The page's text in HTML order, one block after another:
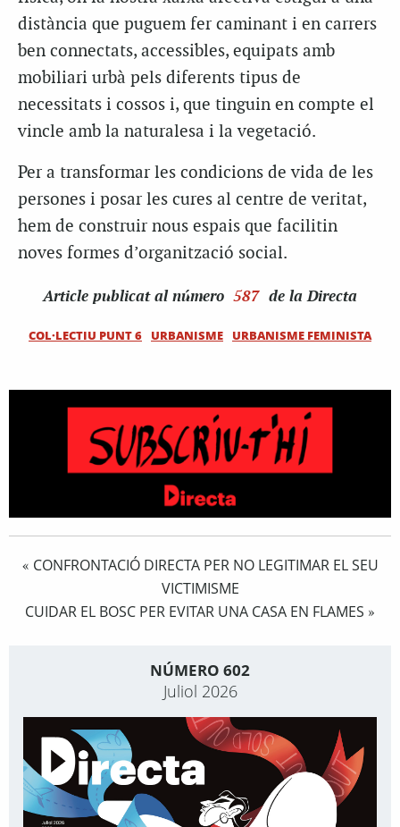
distància que puguem fer caminant i en carrers
ben connectats, accessibles, equipats amb
mobiliari urbà pels diferents tipus de
necessitats i cossos i, que tinguin en compte el
vincle amb la naturalesa i la vegetació.
Per a transformar les condicions de vida de les
persones i posar les cures al centre de veritat,
hem de construir nous espais que facilitin
noves formes d’organització social.
Article publicat al número 587 de la Directa
COL·LECTIU PUNT 6 URBANISME URBANISME FEMINISTA
« CONFRONTACIÓ DIRECTA PER NO LEGITIMAR EL SEU
VICTIMISME
CUIDAR EL BOSC PER EVITAR UNA CASA EN FLAMES »
NÚMERO 602
Juliol 2026